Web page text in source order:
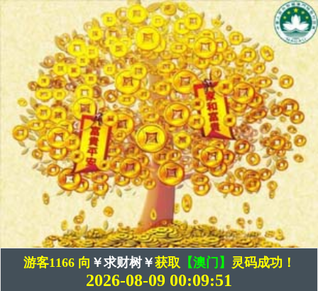
游客1166 向 ￥求财树￥获取 【澳门】 灵码成功！
2026-08-09 00:09:51